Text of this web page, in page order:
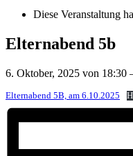
Diese Veranstaltung
Elternabend 5b
6. Oktober, 2025 von 18:30
Elternabend 5B, am 6.10.2025